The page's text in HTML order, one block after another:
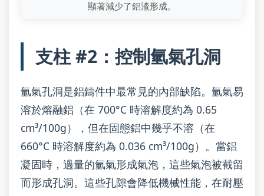
顯著減少了鋁渣形成。
支柱 #2：控制氫氣孔洞
氫氣孔洞是鋁鑄件中最常見的內部缺陷。氫氣易
溶於熔融鋁（在 700°C 時溶解度約為 0.65
cm³/100g），但在固態鋁中幾乎不溶（在
660°C 時溶解度約為 0.036 cm³/100g）。當鋁
凝固時，過量的氫氣形成氣泡，這些氣泡被截留
而形成孔洞。這些孔隙會降低機械性能，在耐壓